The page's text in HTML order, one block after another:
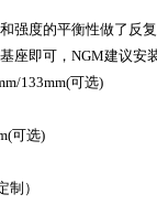
强度的平衡性做了反
座即可，NGM建议安
133mm(可选)
可选)
制）